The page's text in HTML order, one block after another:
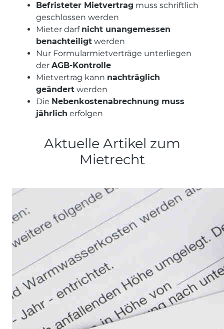
Befristeter Mietvertrag muss schriftlich
geschlossen werden
Mieter darf nicht unangemessen
benachteiligt werden
Nur Formularmietverträge unterliegen
der AGB-Kontrolle
Mietvertrag kann nachträglich
geändert werden
Die Nebenkostenabrechnung muss
jährlich erfolgen
Aktuelle Artikel zum
Mietrecht